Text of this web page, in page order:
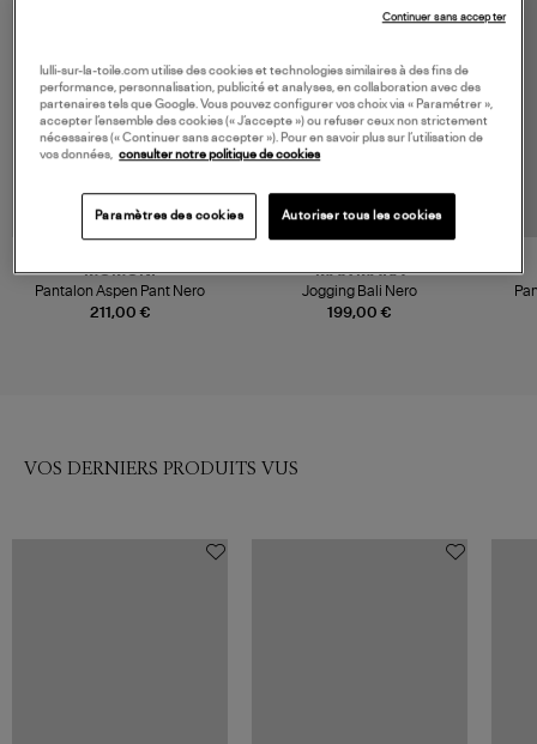
211,00 €
MOMONI
Pantalon Aspen Pant Nero
199,00 €
MAX MARA
Jogging Bali Nero
VOS DERNIERS PRODUITS VUS
lulli-sur-la-toile.com utilise des cookies et technologies similaires à des fins de
performance, personnalisation, publicité et analyses, en collaboration avec des
partenaires tels que Google. Vous pouvez configurer vos choix via « Paramétrer »,
accepter l’ensemble des cookies (« J’accepte ») ou refuser ceux non strictement
nécessaires (« Continuer sans accepter »). Pour en savoir plus sur l’utilisation de
vos données, consulter notre politique de cookies
Paramètres des cookies Autoriser tous les cookies
Continuer sans accepter